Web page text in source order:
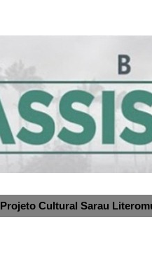
Projeto Cultural Sarau